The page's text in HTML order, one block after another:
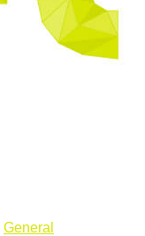
General